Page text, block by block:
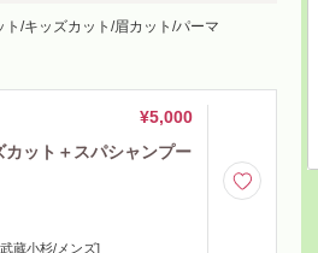
/キッズカット/眉カット/パーマ
¥5,000
ット＋スパシャンプー
蔵小杉/メンズ]